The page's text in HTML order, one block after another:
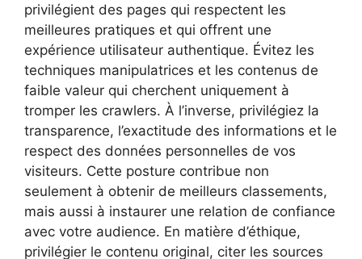
privilégient des pages qui respectent les
meilleures pratiques et qui offrent une
expérience utilisateur authentique. Évitez les
techniques manipulatrices et les contenus de
faible valeur qui cherchent uniquement à
tromper les crawlers. À l’inverse, privilégiez la
transparence, l’exactitude des informations et le
respect des données personnelles de vos
visiteurs. Cette posture contribue non
seulement à obtenir de meilleurs classements,
mais aussi à instaurer une relation de confiance
avec votre audience. En matière d’éthique,
privilégier le contenu original, citer les sources